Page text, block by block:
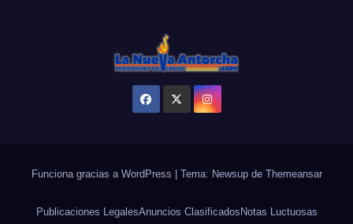
Funciona gracias a WordPress | Tema: Newsup de Themeansar
Publicaciones LegalesAnuncios Clasificados Notas Luctuosas